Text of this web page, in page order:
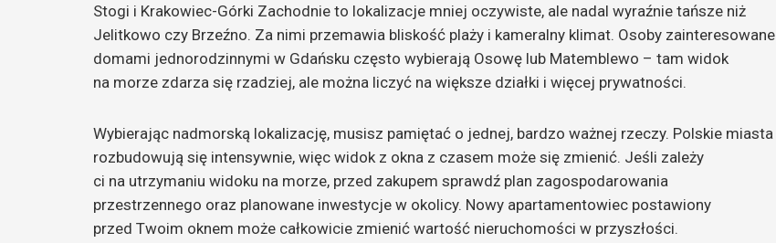
Stogi i Krakowiec-Górki Zachodnie to lokalizacje mniej oczywiste, ale nadal wyraźnie tańsze niż
Jelitkowo czy Brzeźno. Za nimi przemawia bliskość plaży i kameralny klimat. Osoby zainteresowane
domami jednorodzinnymi w Gdańsku często wybierają Osowę lub Matemblewo – tam widok
na morze zdarza się rzadziej, ale można liczyć na większe działki i więcej prywatności.
Wybierając nadmorską lokalizację, musisz pamiętać o jednej, bardzo ważnej rzeczy. Polskie miasta
rozbudowują się intensywnie, więc widok z okna z czasem może się zmienić. Jeśli zależy
ci na utrzymaniu widoku na morze, przed zakupem sprawdź plan zagospodarowania
przestrzennego oraz planowane inwestycje w okolicy. Nowy apartamentowiec postawiony
przed Twoim oknem może całkowicie zmienić wartość nieruchomości w przyszłości.